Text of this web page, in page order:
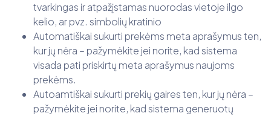
tvarkingas ir atpažįstamas nuorodas vietoje ilgo
kelio, ar pvz. simbolių kratinio
Automatiškai sukurti prekėms meta aprašymus ten,
kur jų nėra – pažymėkite jei norite, kad sistema
visada pati priskirtų meta aprašymus naujoms
prekėms.
Autoamtiškai sukurti prekių gaires ten, kur jų nėra –
pažymėkite jei norite, kad sistema generuotų